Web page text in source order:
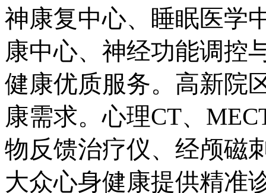
神康复中心、睡眠医学
康中心、神经功能调控
健康优质服务。高新院
康需求。心理CT、
物反馈治疗仪、经颅磁
大众心身健康提供精准